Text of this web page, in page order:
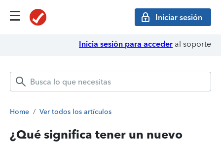
Iniciar sesión
Inicia sesión para acceder al soporte
Home / Ver todos los artículos
¿Qué significa tener un nuevo